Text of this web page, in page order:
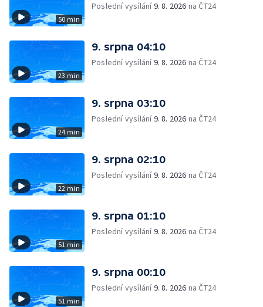
50 min
Poslední vysílání9. 8. 2026 na ČT24
23 min
9. srpna 04:10
Poslední vysílání9. 8. 2026 na ČT24
24 min
9. srpna 03:10
Poslední vysílání9. 8. 2026 na ČT24
22 min
9. srpna 02:10
Poslední vysílání9. 8. 2026 na ČT24
51 min
9. srpna 01:10
Poslední vysílání9. 8. 2026 na ČT24
51 min
9. srpna 00:10
Poslední vysílání9. 8. 2026 na ČT24